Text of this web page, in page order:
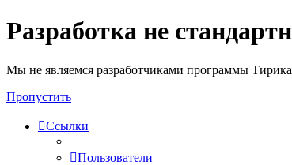
Разработка не
Мы не являемся разработчиками программы
Пропустить
Ссылки
Пользователи